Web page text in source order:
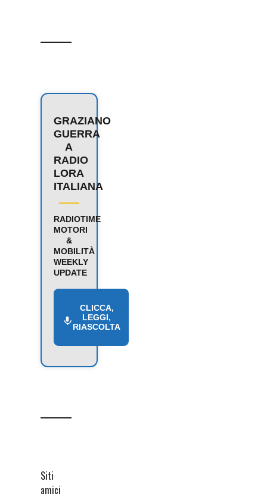
GRAZIANO
GUERRA
A
RADIO
LORA
ITALIANA
RADIOTIME
MOTORI
&
MOBILITÀ
WEEKLY
UPDATE
CLICCA,
LEGGI,
RIASCOLTA
Siti
amici